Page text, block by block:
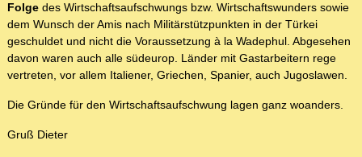
Folge des Wirtschaftsaufschwungs bzw. Wirtschaftswunders sowie
dem Wunsch der Amis nach Militärstützpunkten in der Türkei
geschuldet und nicht die Voraussetzung à la Wadephul. Abgesehen
davon waren auch alle südeurop. Länder mit Gastarbeitern rege
vertreten, vor allem Italiener, Griechen, Spanier, auch Jugoslawen.
Die Gründe für den Wirtschaftsaufschwung lagen ganz woanders.
Gruß Dieter